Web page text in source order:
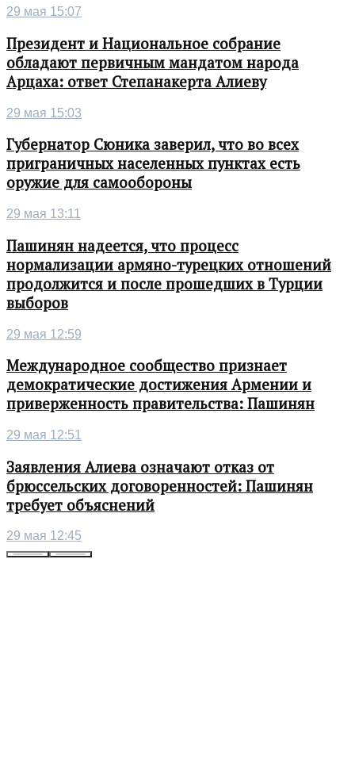
29 мая 15:07
Президент и Национальное собрание
обладают первичным мандатом народа
Арцаха: ответ Степанакерта Алиеву
29 мая 15:03
Губернатор Сюника заверил, что во всех
приграничных населенных пунктах есть
оружие для самообороны
29 мая 13:11
Пашинян надеется, что процесс
нормализации армяно-турецких отношений
продолжится и после прошедших в Турции
выборов
29 мая 12:59
Международное сообщество признает
демократические достижения Армении и
приверженность правительства: Пашинян
29 мая 12:51
Заявления Алиева означают отказ от
брюссельских договоренностей: Пашинян
требует объяснений
29 мая 12:45